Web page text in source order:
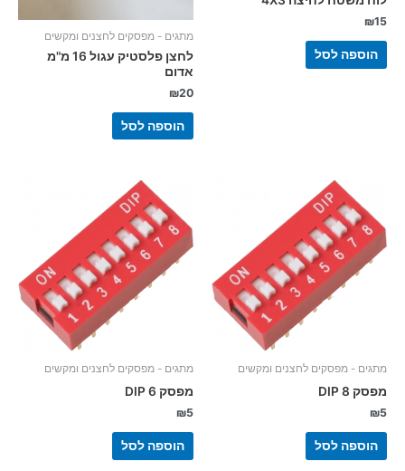
₪15
הוספה לסל
מתגים - מפסקים לחצנים ומקשים
לחצן פלסטיק עגול 16 מ"מ
אדום
₪20
הוספה לסל
מתגים - מפסקים לחצנים ומקשים
מפסק 8 DIP
₪5
הוספה לסל
מתגים - מפסקים לחצנים ומקשים
מפסק 6 DIP
₪5
הוספה לסל